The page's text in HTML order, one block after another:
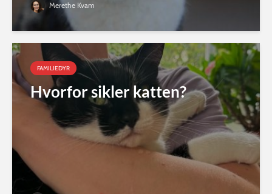
Merethe Kvam
FAMILIEDYR
Hvorfor sikler katten?